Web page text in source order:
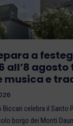
a
all’8
musica e
Biccari celebra il Santo
borgo dei Monti